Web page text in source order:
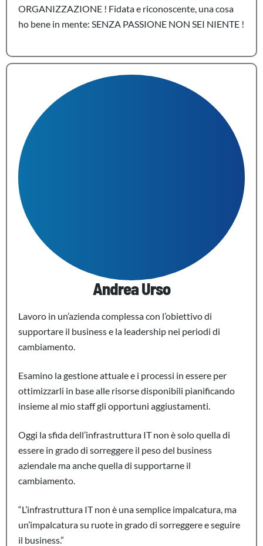
ORGANIZZAZIONE ! Fidata e riconoscente, una cosa
ho bene in mente: SENZA PASSIONE NON SEI NIENTE !
Andrea Urso
Lavoro in un’azienda complessa con l’obiettivo di
supportare il business e la leadership nei periodi di
cambiamento.
Esamino la gestione attuale e i processi in essere per
ottimizzarli in base alle risorse disponibili pianificando
insieme al mio staff gli opportuni aggiustamenti.
Oggi la sfida dell’infrastruttura IT non è solo quella di
essere in grado di sorreggere il peso del business
aziendale ma anche quella di supportarne il
cambiamento.
“L’infrastruttura IT non è una semplice impalcatura, ma
un’impalcatura su ruote in grado di sorreggere e seguire
il business.”